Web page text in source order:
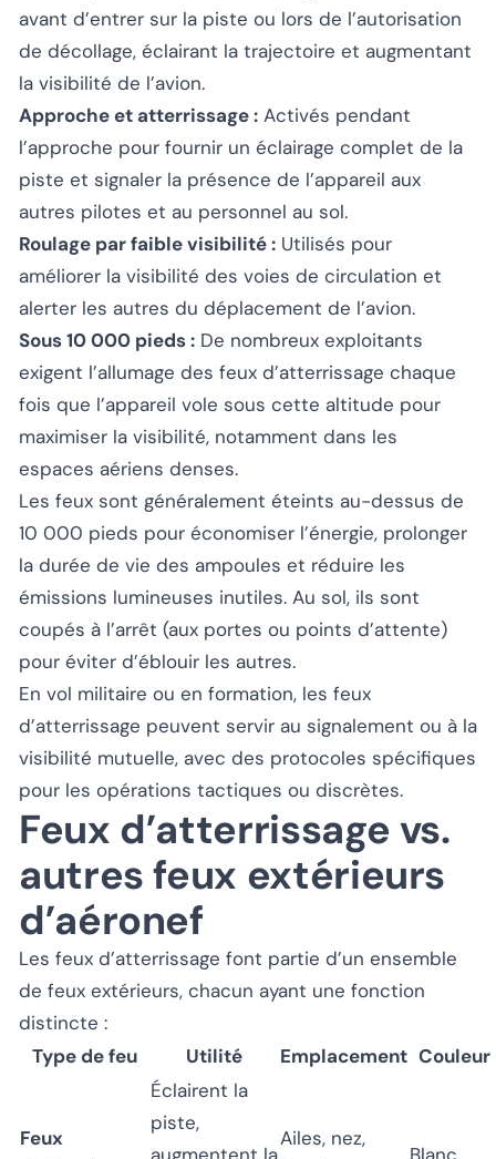
avant d’entrer sur la piste ou lors de l’autorisation
de décollage, éclairant la trajectoire et augmentant
la visibilité de l’avion.
Approche et atterrissage : Activés pendant
l’approche pour fournir un éclairage complet de la
piste et signaler la présence de l’appareil aux
autres pilotes et au personnel au sol.
Roulage par faible visibilité : Utilisés pour
améliorer la visibilité des voies de circulation et
alerter les autres du déplacement de l’avion.
Sous 10 000 pieds : De nombreux exploitants
exigent l’allumage des feux d’atterrissage chaque
fois que l’appareil vole sous cette altitude pour
maximiser la visibilité, notamment dans les
espaces aériens denses.
Les feux sont généralement éteints au-dessus de
10 000 pieds pour économiser l’énergie, prolonger
la durée de vie des ampoules et réduire les
émissions lumineuses inutiles. Au sol, ils sont
coupés à l’arrêt (aux portes ou points d’attente)
pour éviter d’éblouir les autres.
En vol militaire ou en formation, les feux
d’atterrissage peuvent servir au signalement ou à la
visibilité mutuelle, avec des protocoles spécifiques
pour les opérations tactiques ou discrètes.
Feux d’atterrissage vs.
autres feux extérieurs
d’aéronef
Les feux d’atterrissage font partie d’un ensemble
de feux extérieurs, chacun ayant une fonction
distincte :
Type de feu
Utilité Emplacement Couleur
Feux
Éclairent la
piste,
augmentent la
Ailes, nez,
Blanc